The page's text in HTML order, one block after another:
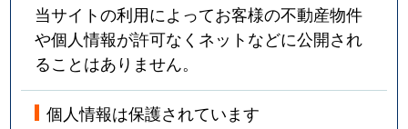
当サイトの利用によってお客様の不動産物件
や個人情報が許可なくネットなどに公開され
ることはありません。
個人情報は保護されています